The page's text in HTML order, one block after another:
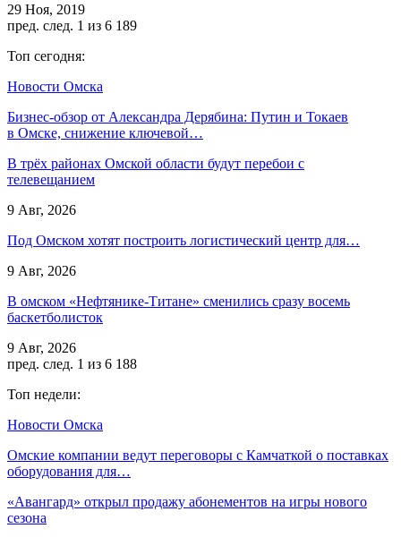
29 Ноя, 2019
пред. след. 1 из 6 189
Топ сегодня:
Новости Омска
Бизнес-обзор от Александра Дерябина: Путин и Токаев
в Омске, снижение ключевой…
В трёх районах Омской области будут перебои с
телевещанием
9 Авг, 2026
Под Омском хотят построить логистический центр для…
9 Авг, 2026
В омском «Нефтянике-Титане» сменились сразу восемь
баскетболисток
9 Авг, 2026
пред. след. 1 из 6 188
Топ недели:
Новости Омска
Омские компании ведут переговоры с Камчаткой о поставках
оборудования для…
«Авангард» открыл продажу абонементов на игры нового
сезона